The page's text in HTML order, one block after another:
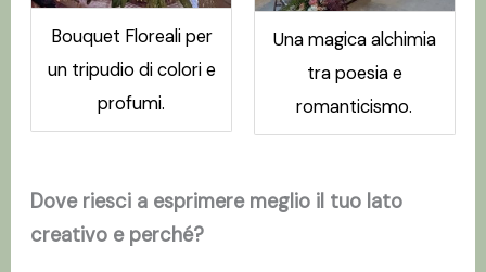
Bouquet Floreali per
un tripudio di colori e
profumi.
Una magica alchimia
tra poesia e
romanticismo.
Dove riesci a esprimere meglio il tuo lato
creativo e perché?